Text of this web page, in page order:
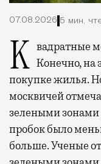
07.08.2026 5 мин.
Квадратные метры, планировки, вид из окон. Конечно, на
покупке жилья.
москвичей
зелеными
пробок было
больше. Ученые